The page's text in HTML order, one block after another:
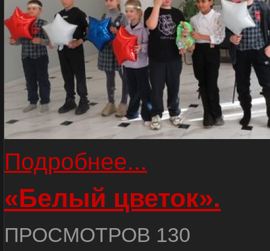
Подробнее...
«Белый цветок».
ПРОСМОТРОВ 130